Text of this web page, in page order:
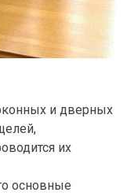
и дверных
их
основные